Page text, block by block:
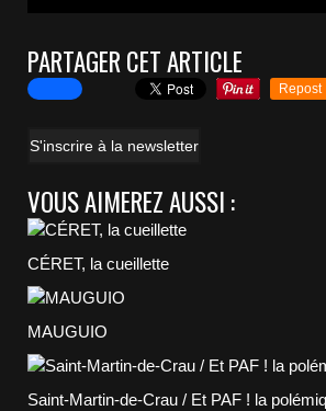
PARTAGER CET ARTICLE
Repost
S'inscrire à la newsletter
VOUS AIMEREZ AUSSI :
CÉRET, la cueillette
MAUGUIO
Saint-Martin-de-Crau / Et PAF ! la